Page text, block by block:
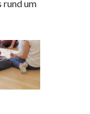
rund um